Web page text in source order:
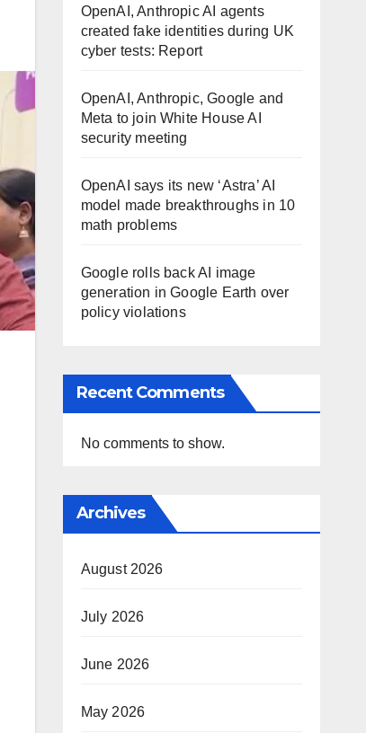
OpenAI, Anthropic AI agents
created fake identities during UK
cyber tests: Report
OpenAI, Anthropic, Google and
Meta to join White House AI
security meeting
OpenAI says its new ‘Astra’ AI
model made breakthroughs in 10
math problems
Google rolls back AI image
generation in Google Earth over
policy violations
Recent Comments
No comments to show.
Archives
August 2026
July 2026
June 2026
May 2026